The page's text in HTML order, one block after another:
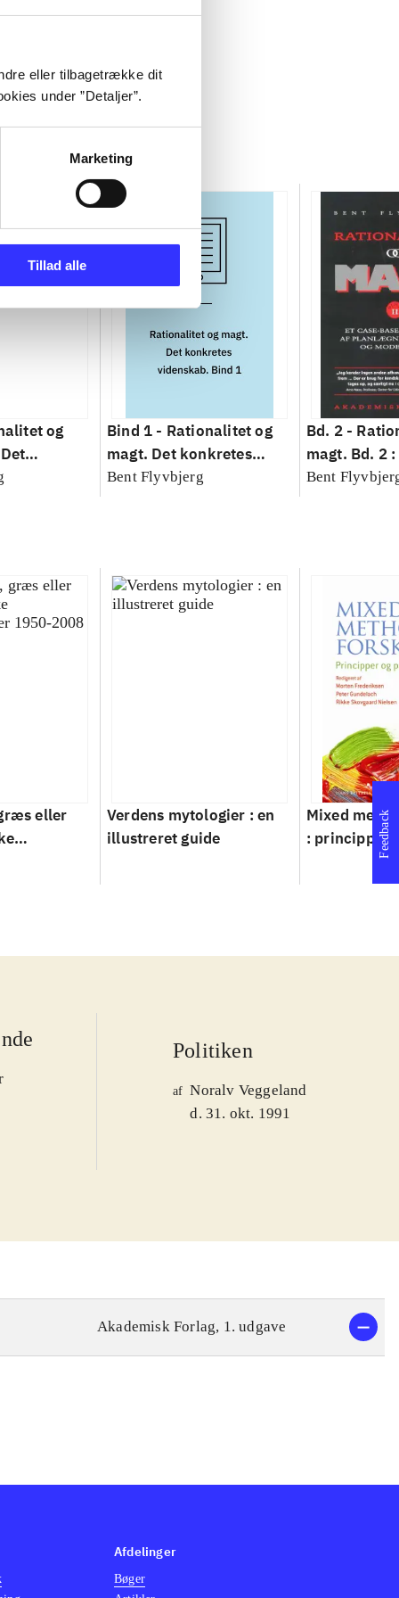
eller tilbagetrække dit
under ”Detaljer”.
Marketing
Tillad alle
og
Bind 1 - Rationalitet og
magt. Det konkretes
videnskab. Bind 1
Bent Flyvbjerg
Bd. 2 -
magt. Bd. 2
baseret
Bent
eller
Verdens mytologier : en
illustreret guide
Mixed
: principper
Politiken
af Noralv Veggeland
d. 31. okt. 1991
Akademisk Forlag, 1. udgave
Feedback
Afdelinger
Bøger